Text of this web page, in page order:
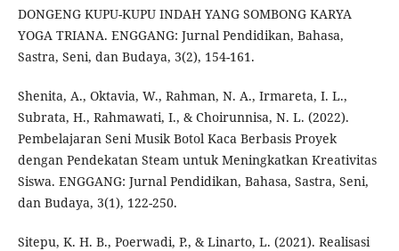
DONGENG KUPU-KUPU INDAH YANG SOMBONG KARYA
YOGA TRIANA. ENGGANG: Jurnal Pendidikan, Bahasa,
Sastra, Seni, dan Budaya, 3(2), 154-161.
Shenita, A., Oktavia, W., Rahman, N. A., Irmareta, I. L.,
Subrata, H., Rahmawati, I., & Choirunnisa, N. L. (2022).
Pembelajaran Seni Musik Botol Kaca Berbasis Proyek
dengan Pendekatan Steam untuk Meningkatkan Kreativitas
Siswa. ENGGANG: Jurnal Pendidikan, Bahasa, Sastra, Seni,
dan Budaya, 3(1), 122-250.
Sitepu, K. H. B., Poerwadi, P., & Linarto, L. (2021). Realisasi